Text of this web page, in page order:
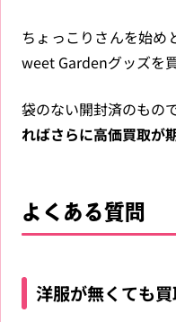
ちょっこりさんを始め
weet Gardenグッズを
袋のない開封済のもの
ればさらに高価買取が
よくある質問
洋服が無くても